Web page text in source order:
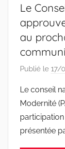
Le
au
Publié le 17/
Le conseil
Modernité
présentée